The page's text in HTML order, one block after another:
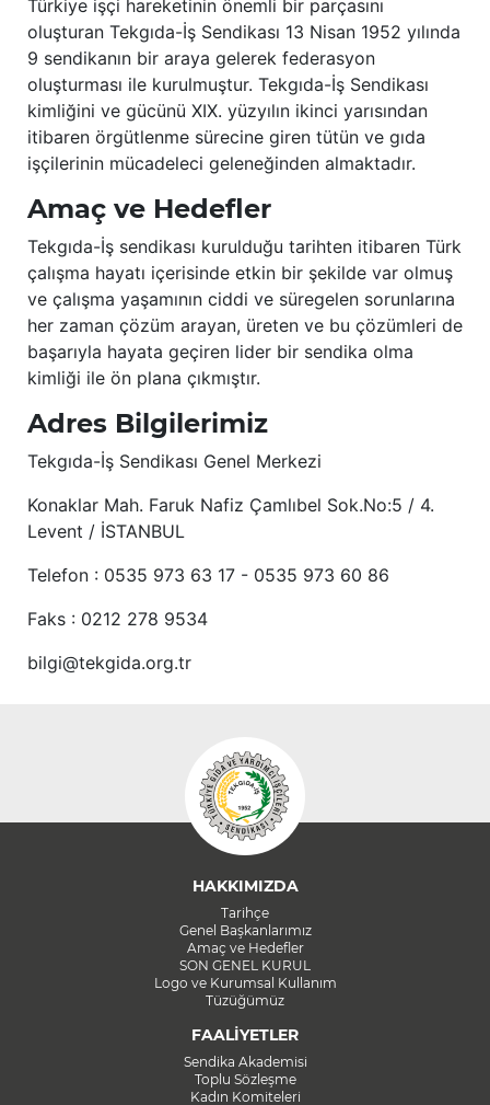
Türkiye işçi hareketinin önemli bir parçasını
oluşturan Tekgıda-İş Sendikası 13 Nisan 1952 yılında
9 sendikanın bir araya gelerek federasyon
oluşturması ile kurulmuştur. Tekgıda-İş Sendikası
kimliğini ve gücünü XIX. yüzyılın ikinci yarısından
itibaren örgütlenme sürecine giren tütün ve gıda
işçilerinin mücadeleci geleneğinden almaktadır.
Amaç ve Hedefler
Tekgıda-İş sendikası kurulduğu tarihten itibaren Türk
çalışma hayatı içerisinde etkin bir şekilde var olmuş
ve çalışma yaşamının ciddi ve süregelen sorunlarına
her zaman çözüm arayan, üreten ve bu çözümleri de
başarıyla hayata geçiren lider bir sendika olma
kimliği ile ön plana çıkmıştır.
Adres Bilgilerimiz
Tekgıda-İş Sendikası Genel Merkezi
Konaklar Mah. Faruk Nafiz Çamlıbel Sok.No:5 / 4.
Levent / İSTANBUL
Telefon : 0535 973 63 17 - 0535 973 60 86
Faks : 0212 278 9534
bilgi@tekgida.org.tr
HAKKIMIZDA
Tarihçe
Genel Başkanlarımız
Amaç ve Hedefler
SON GENEL KURUL
Logo ve Kurumsal Kullanım
Tüzüğümüz
FAALİYETLER
Sendika Akademisi
Toplu Sözleşme
Kadın Komiteleri